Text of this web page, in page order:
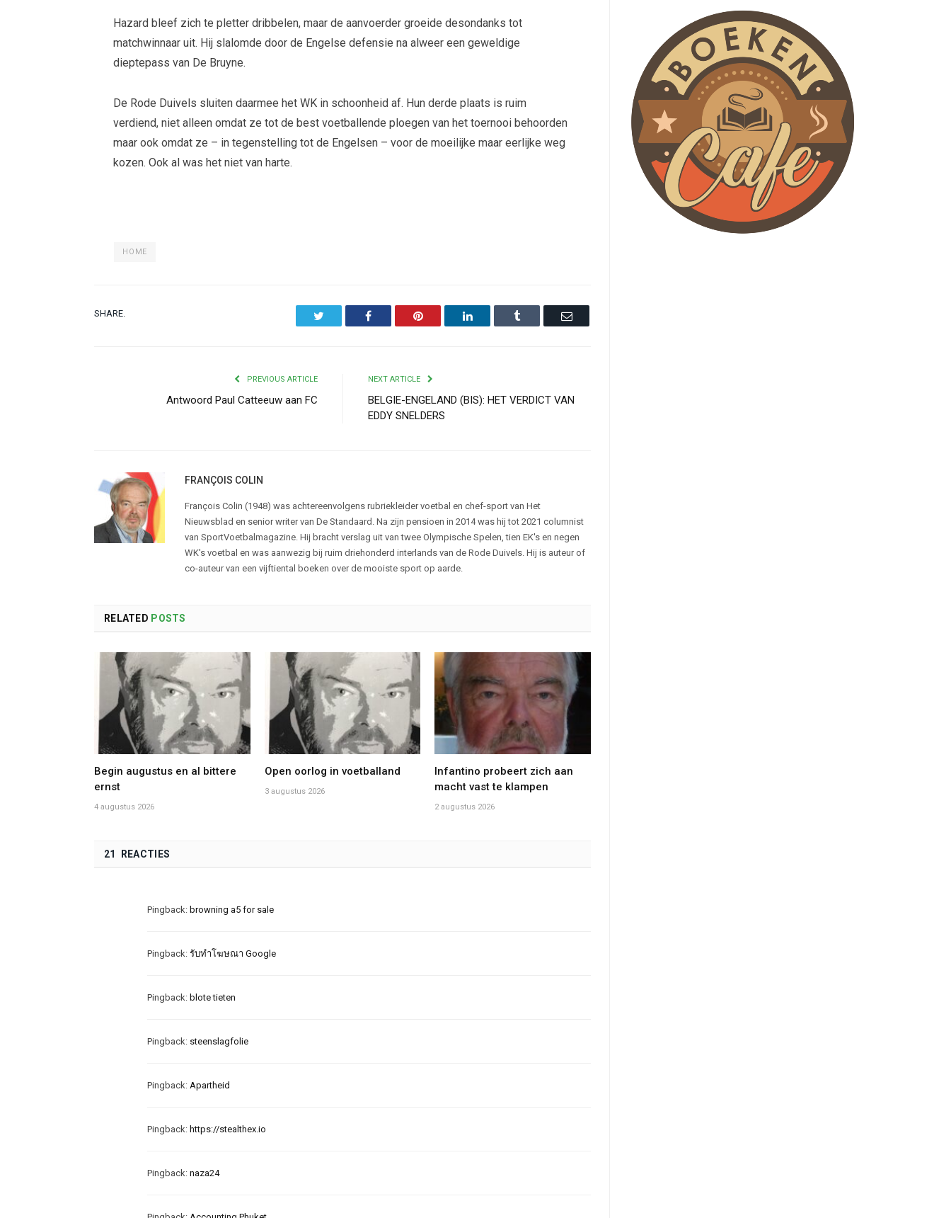
Hazard bleef zich te pletter dribbelen, maar de aanvoerder groeide desondanks tot
matchwinnaar uit. Hij slalomde door de Engelse defensie na alweer een geweldige
dieptepass van De Bruyne.
De Rode Duivels sluiten daarmee het WK in schoonheid af. Hun derde plaats is ruim
verdiend, niet alleen omdat ze tot de best voetballende ploegen van het toernooi behoorden
maar ook omdat ze – in tegenstelling tot de Engelsen – voor de moeilijke maar eerlijke weg
kozen. Ook al was het niet van harte.
HOME
SHARE. Facebook Pinterest LinkedIn Tumblr Email
PREVIOUS ARTICLE
Antwoord Paul Catteeuw aan FC
NEXT ARTICLE
BELGIE-ENGELAND (BIS): HET VERDICT VAN
EDDY SNELDERS
FRANÇOIS COLIN
François Colin (1948) was achtereenvolgens rubriekleider voetbal en chef-sport van Het
Nieuwsblad en senior writer van De Standaard. Na zijn pensioen in 2014 was hij tot 2021 columnist
van SportVoetbalmagazine. Hij bracht verslag uit van twee Olympische Spelen, tien EK's en negen
WK's voetbal en was aanwezig bij ruim driehonderd interlands van de Rode Duivels. Hij is auteur of
co-auteur van een vijftiental boeken over de mooiste sport op aarde.
RELATED POSTS
Begin augustus en al bittere
ernst
4 augustus 2026
Open oorlog in voetballand
3 augustus 2026
Infantino probeert zich aan
macht vast te klampen
2 augustus 2026
21 REACTIES
Pingback: browning a5 for sale
Pingback: รับทําโฆษณา Google
Pingback: blote tieten
Pingback: steenslagfolie
Pingback: Apartheid
Pingback: https://stealthex.io
Pingback: naza24